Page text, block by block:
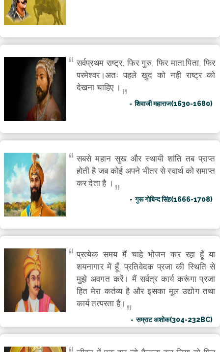
सर्वप्रथम राष्ट्र, फिर गुरु, फिर माता.पिता, फिर
परमेश्वर।अतः पहले खुद को नही राष्ट्र को
देखना चाहिए ।
शिवाजी महाराज(1630-1680)
सबसे महान सुख और स्थायी शांति तब प्राप्त
होती है जब कोई अपने भीतर से स्वार्थ को समाप्त
कर देता है ।
गुरू गोबिन्द सिंह(1666-1708)
प्रत्येक समय मैं चाहे भोजन कर रहा हूँ या
शयनागार में हूँ, प्रतिवेदक प्रजा की स्थिति से
मुझे अवगत करें। मैं सर्वत्र कार्य करूंगा प्रजा
हित मेरा कर्तव्य है और इसका मूल उद्योग तथा
कार्य तत्परता है।
सम्राट अशोक(304-232BC)